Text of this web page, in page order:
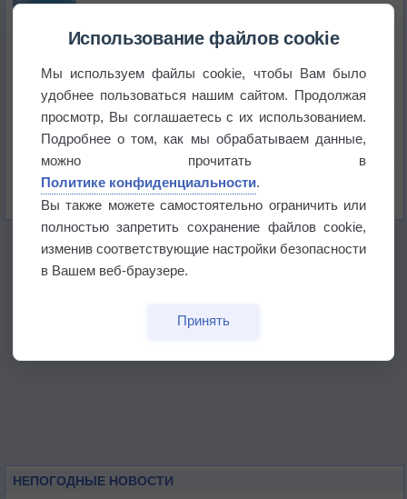
Европейские столицы бьют рекорды жары
не выпадал дождь
Лето продолжит щедро раздавать своё тепло!
Погода в Екатеринбурге 5 августа
НЕПОГОДНЫЕ НОВОСТИ
Использование файлов cookie
Мы используем файлы cookie, чтобы Вам было
удобнее пользоваться нашим сайтом. Продолжая
просмотр, Вы соглашаетесь с их использованием.
Подробнее о том, как мы обрабатываем данные,
можно прочитать в
Политике конфиденциальности.
Вы также можете самостоятельно ограничить или
полностью запретить сохранение файлов cookie,
изменив соответствующие настройки безопасности
в Вашем веб-браузере.
Принять